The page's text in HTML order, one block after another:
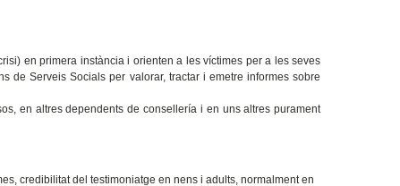
en primera instància i orienten a les víctimes per a les seves
de Serveis Socials per valorar, tractar i emetre informes sobre
en altres dependents de consellería i en uns altres purament
credibilitat del testimoniatge en nens i adults, normalment en